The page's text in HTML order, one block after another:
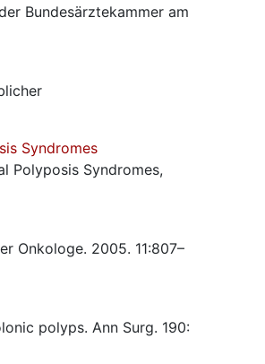
Bundesärztekammer am
Syndromes
Polyposis Syndromes,
Onkologe. 2005. 11:807–
polyps. Ann Surg. 190: